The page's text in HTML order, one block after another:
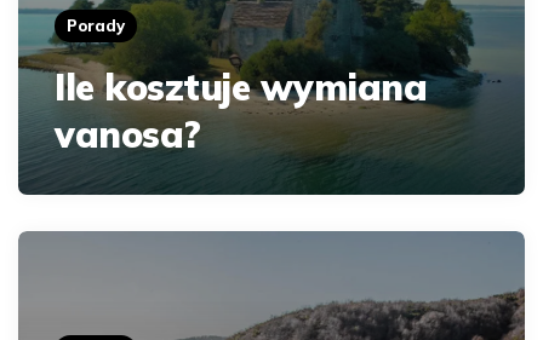
Porady
Ile kosztuje wymiana
vanosa?